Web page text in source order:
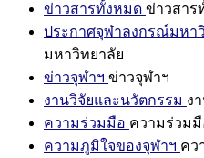
ข่าวสารทั้งหมด ข่าวสาร
ประกาศจุฬาลงกรณ์มหา
มหาวิทยาลัย
ข่าวจุฬาฯ ข่าวจุฬาฯ
งานวิจัยและนวัตกรรม ง
ความร่วมมือ ความร่วมมื
ความภูมิใจของจุฬาฯ คว